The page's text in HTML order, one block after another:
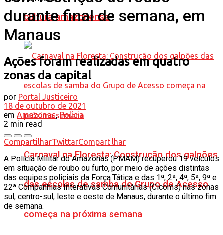
cultura amazonense
Carnaval na Floresta: Construção dos galpões
das escolas de samba do Grupo de Acesso
começa na próxima semana
durante final de semana, em
Manaus
Ações foram realizadas em quatro
zonas da capital
por Portal Justiceiro
18 de outubro de 2021
em Amazonas,Polícia
2 min read
CompartilharTwittarCompartilhar
A Polícia Militar do Amazonas (PMAM) recuperou 19 veículos
em situação de roubo ou furto, por meio de ações distintas
das equipes policiais da Força Tática e das 1ª, 2ª, 4ª, 5ª, 9ª e
22ª Companhias Interativas Comunitárias (Cicoms) nas zonas
sul, centro-sul, leste e oeste de Manaus, durante o último fim
de semana.